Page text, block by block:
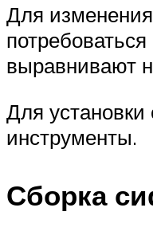
Для
выравнивают
Для
инструменты.
Сборка